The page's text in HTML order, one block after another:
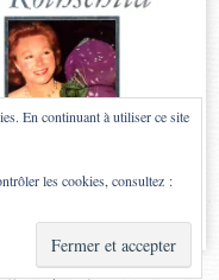
& Spice byWebTuts.
En continuant à utiliser ce site
les cookies, consultez :